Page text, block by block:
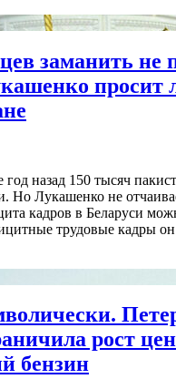
заманить не
просит
назад 150 тысяч
Но Лукашенко не
кадров в Беларуси
трудовые кадры
рост
бензин